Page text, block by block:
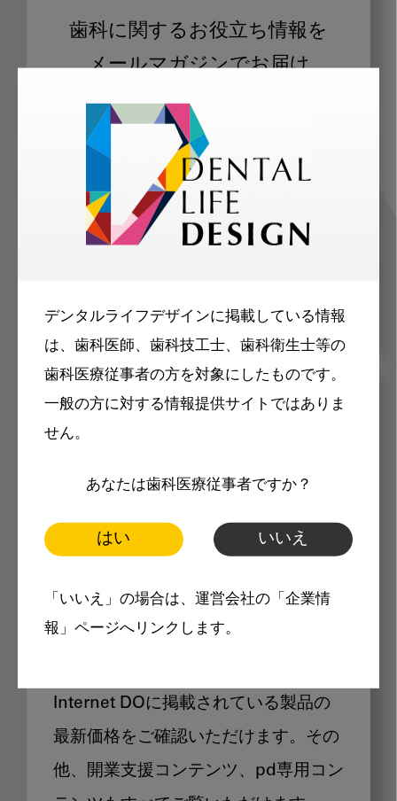
デンタルライフデザインに掲載している情報
は、歯科医師、歯科技工士、歯科衛生士等の
歯科医療従事者の方を対象にしたものです。
一般の方に対する情報提供サイトではありま
せん。
あなたは歯科医療従事者ですか？
はい いいえ
「いいえ」の場合は、運営会社の「企業情
報」ページへリンクします。
歯科に関するお役立ち情報を
メールマガジンでお届け
ご登録いただいた職種（歯科医師、歯
科衛生士、歯科技工士）に合わせた内
容のメールマガジンをお届けします。
メリット
製品価格も閲覧可能
Internet DOに掲載されている製品の
最新価格をご確認いただけます。その
他、開業支援コンテンツ、pd専用コン